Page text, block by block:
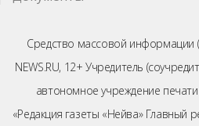
Средство массовой информации
NEWS.RU, 12+ Учредитель
автономное учреждение
«Редакция газеты «Нейва» Главный